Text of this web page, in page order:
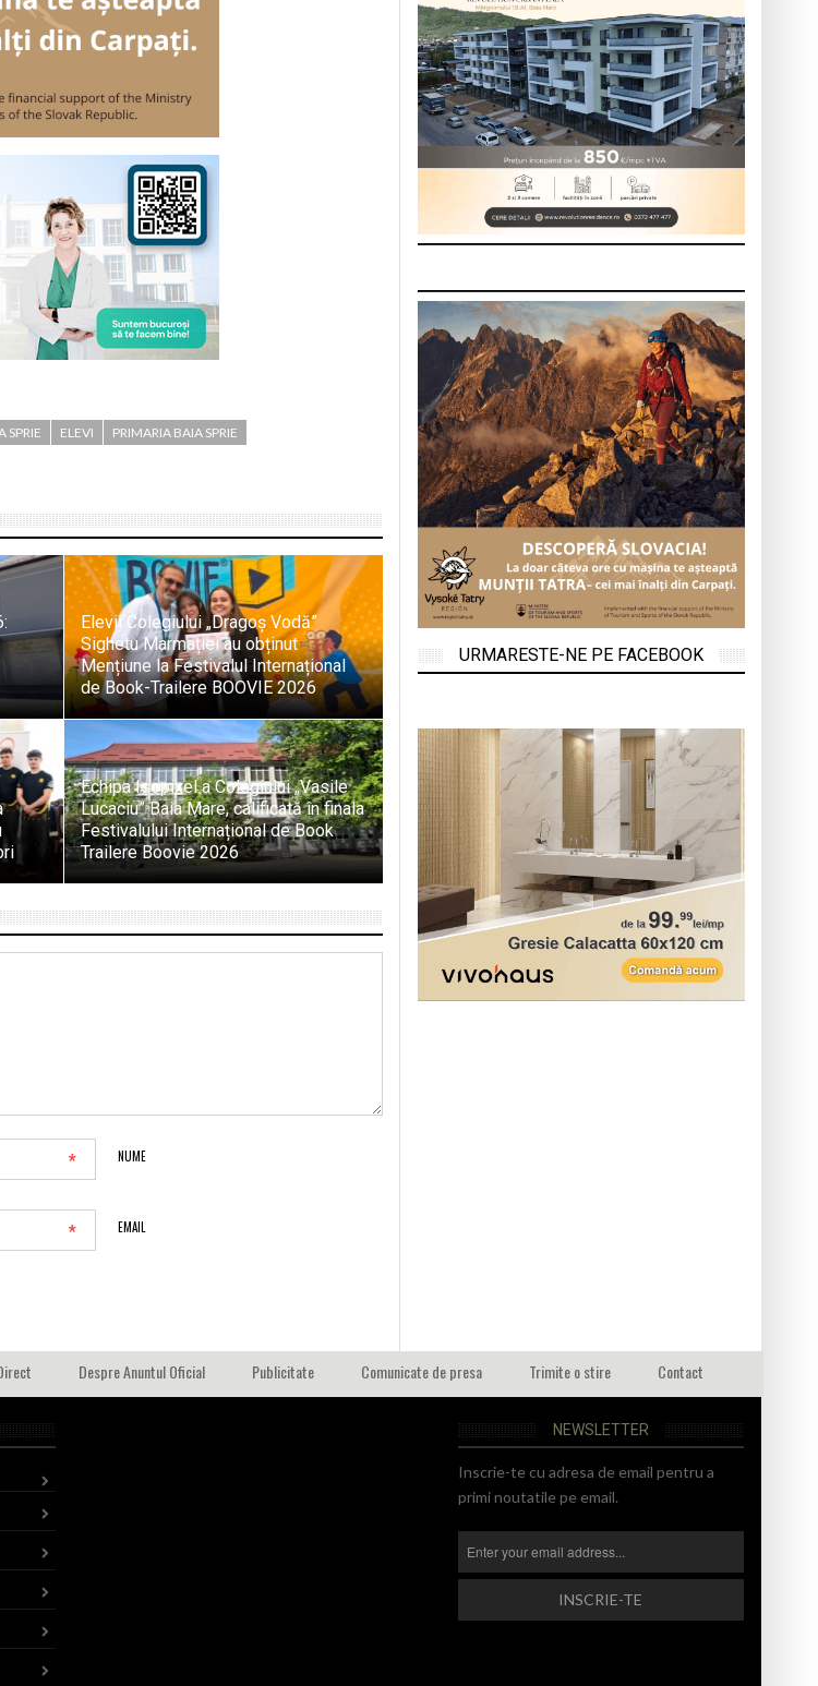
SPRIE ELEVI
PRIMARIA BAIA SPRIE
Elevii Colegiului „Dragoș Vodă”
Sighetu Marmației au obținut
Mențiune la Festivalul Internațional
de Book-Trailere BOOVIE 2026
Echipa Isopixel a Colegiului „Vasile
Lucaciu” Baia Mare, calificată în finala
Festivalului Internațional de Book
Trailere Boovie 2026
NUME
*
EMAIL
*
URMARESTE-NE PE FACEBOOK
Despre Anuntul Oficial Publicitate Comunicate de presa Trimite o stire Contact
NEWSLETTER
Inscrie-te cu adresa de email pentru a
primi noutatile pe email.